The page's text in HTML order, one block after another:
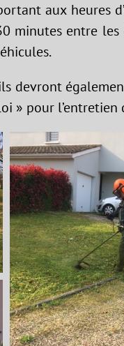
aux heures
minutes entre
devront
» pour